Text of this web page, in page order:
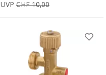
UVP CHF 10,00